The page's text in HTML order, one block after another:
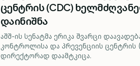
ცენტრის (CDC)
დაინიშნა
აშშ-ის სენატმა ერიკა შვარცი
კონტროლისა და პრევენციის ცენტრის
დირექტორად დაამტკიცა.